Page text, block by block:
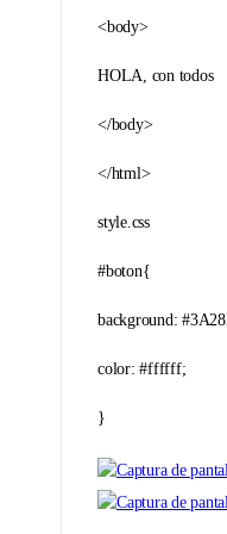
<body>
HOLA, con todos
</body>
</html>
style.css
#boton{
background:
color: #ffffff;
}